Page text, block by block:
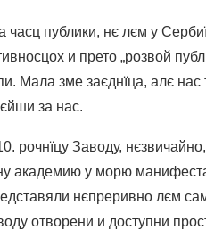
публики, нє лєм у
и прето „розвой
Мала зме заєднїца, алє нас
за нас.
рочнїцу Заводу,
академию у морю
нєпреривно лєм
отворени и доступни